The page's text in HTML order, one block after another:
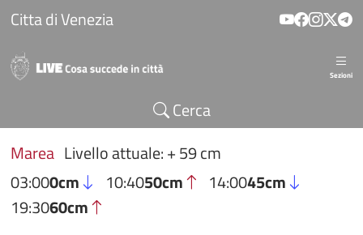
Salta al contenuto principale
Citta di Venezia
Sezioni
Cerca
Marea Livello attuale: + 59 cm
03:000cm 10:4050cm 14:0045cm
19:3060cm